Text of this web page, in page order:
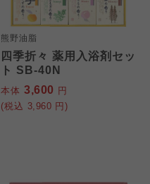
熊野油脂
四季折々 薬用入浴剤セッ
ト SB-40N
本体 3,600 円
(税込 3,960 円)